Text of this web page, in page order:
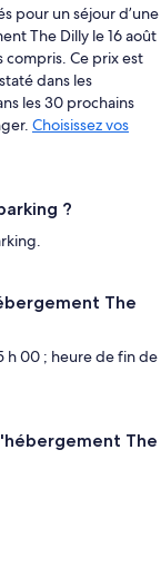
pour un séjour d’une
The Dilly le 16 août
compris. Ce prix est
dans les
les 30 prochains
Choisissez vos
?
The
h 00 ; heure de fin de
The